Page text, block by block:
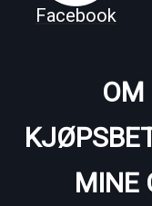
Facebook
OM
MINE